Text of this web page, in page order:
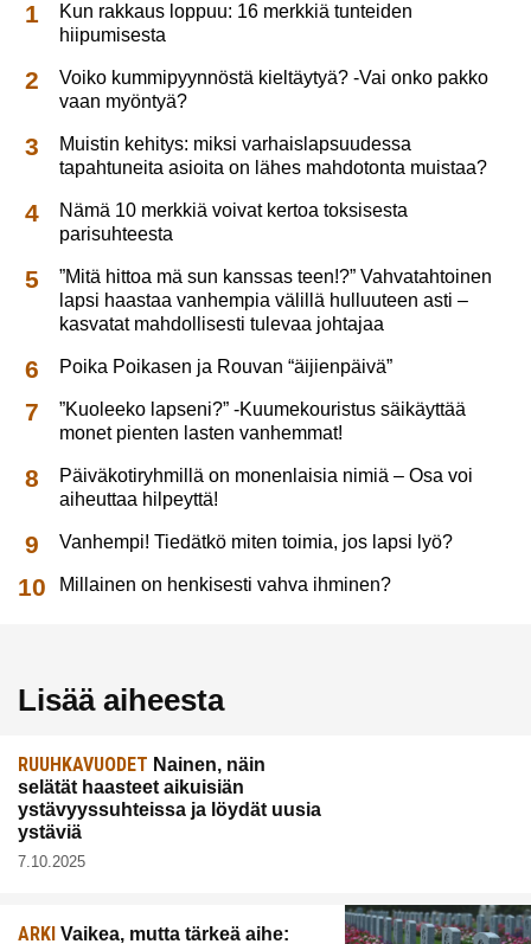
Kun rakkaus loppuu: 16 merkkiä tunteiden
hiipumisesta
Voiko kummipyynnöstä kieltäytyä? -Vai onko pakko
vaan myöntyä?
Muistin kehitys: miksi varhaislapsuudessa
tapahtuneita asioita on lähes mahdotonta muistaa?
Nämä 10 merkkiä voivat kertoa toksisesta
parisuhteesta
”Mitä hittoa mä sun kanssas teen!?” Vahvatahtoinen
lapsi haastaa vanhempia välillä hulluuteen asti –
kasvatat mahdollisesti tulevaa johtajaa
Poika Poikasen ja Rouvan “äijienpäivä”
”Kuoleeko lapseni?” -Kuumekouristus säikäyttää
monet pienten lasten vanhemmat!
Päiväkotiryhmillä on monenlaisia nimiä – Osa voi
aiheuttaa hilpeyttä!
Vanhempi! Tiedätkö miten toimia, jos lapsi lyö?
Millainen on henkisesti vahva ihminen?
Lisää aiheesta
RUUHKAVUODET Nainen, näin
selätät haasteet aikuisiän
ystävyyssuhteissa ja löydät uusia
ystäviä
7.10.2025
ARKI Vaikea, mutta tärkeä aihe: